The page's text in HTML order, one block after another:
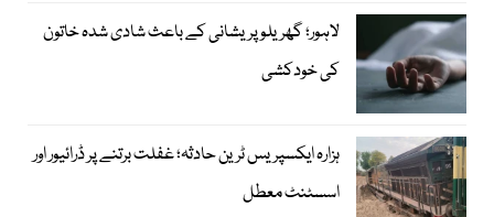
لاہور؛ گھریلو پریشانی کے باعث شادی شدہ خاتون
کی خودکشی
ہزارہ ایکسپریس ٹرین حادثہ؛ غفلت برتنے پر ڈرائیور اور
اسسٹنٹ معطل